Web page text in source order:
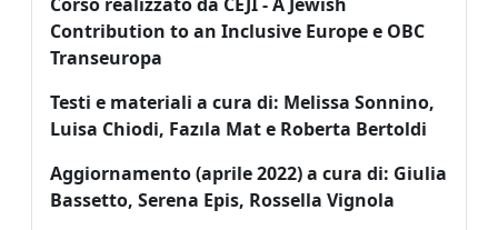
Contribution to an Inclusive Europe e OBC
Transeuropa
Testi e materiali a cura di: Melissa Sonnino,
Luisa Chiodi, Fazıla Mat e Roberta Bertoldi
Aggiornamento (aprile 2022) a cura di: Giulia
Bassetto, Serena Epis, Rossella Vignola